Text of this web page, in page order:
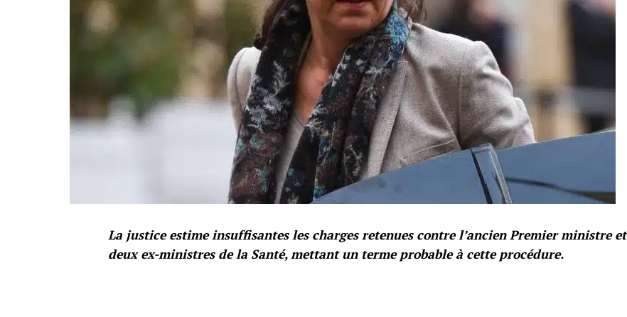
La justice estime insuffisantes les charges retenues contre l’ancien Premier ministre et
deux ex-ministres de la Santé, mettant un terme probable à cette procédure.